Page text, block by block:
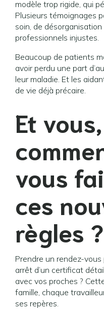
modèle trop rigide, qui
Plusieurs témoignages
soin, de
professionnels injustes.
Beaucoup de patients
avoir perdu une part
leur maladie. Et les
de vie déjà précaire.
Et vous,
vous
ces
règles ?
Prendre un rendez-
arrêt d’un certificat
avec vos proches ?
famille, chaque
ses repères.